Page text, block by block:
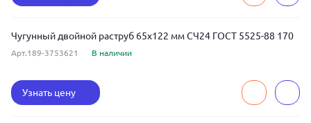
Чугунный двойной раструб 65x122 мм СЧ24 ГОСТ 5525-88 170
Арт.189-3753621 В наличии
Узнать цену